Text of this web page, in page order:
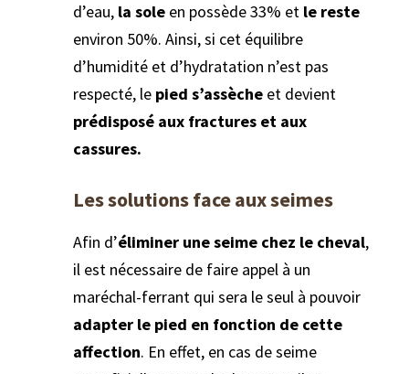
d’eau, la sole en possède 33% et le reste
environ 50%. Ainsi, si cet équilibre
d’humidité et d’hydratation n’est pas
respecté, le pied s’assèche et devient
prédisposé aux fractures et aux
cassures.
Les solutions face aux seimes
Afin d’éliminer une seime chez le cheval,
il est nécessaire de faire appel à un
maréchal-ferrant qui sera le seul à pouvoir
adapter le pied en fonction de cette
affection. En effet, en cas de seime